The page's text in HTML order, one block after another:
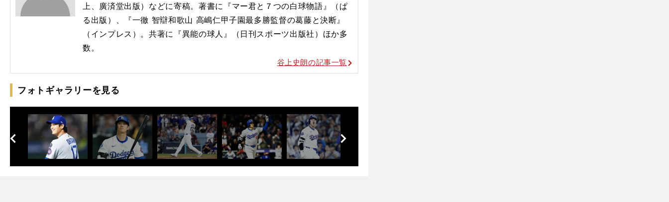
上、廣済堂出版）などに寄稿。著書に『マー君と７つの白球物語』（ぱ
る出版）、『一徹 智辯和歌山 高嶋仁甲子園最多勝監督の葛藤と決断』
（インプレス）。共著に『異能の球人』（日刊スポーツ出版社）ほか多
数。
谷上史朗の記事一覧
フォトギャラリーを見る
次
へ
前
へ